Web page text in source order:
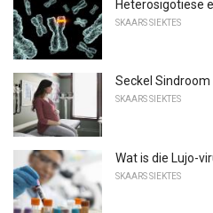
Heterosigotiese
SKAARS SIEKTES
Seckel
SKAARS SIEKTES
Wat is die Lujo-
SKAARS SIEKTES